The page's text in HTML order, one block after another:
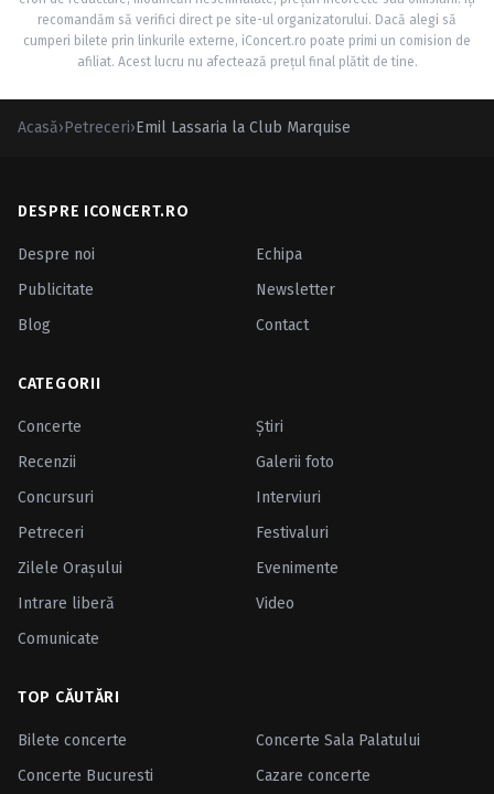
recomandăm să verifici direct pe site-ul organizatorului. Dacă alegi să
cumperi bilete prin linkurile externe, iConcert.ro poate primi un comision de
afiliat. Acest lucru nu afectează prețul final plătit de tine.
Acasă›Petreceri›Emil Lassaria la Club Marquise
DESPRE ICONCERT.RO
Despre noi
Echipa
Publicitate
Newsletter
Blog
Contact
CATEGORII
Concerte
Ştiri
Recenzii
Galerii foto
Concursuri
Interviuri
Petreceri
Festivaluri
Zilele Oraşului
Evenimente
Intrare liberă
Video
Comunicate
TOP CĂUTĂRI
Bilete concerte
Concerte Sala Palatului
Concerte Bucuresti
Cazare concerte